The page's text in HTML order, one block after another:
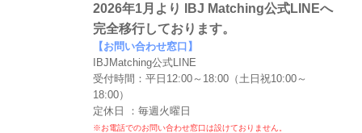
2026年1月より IBJ Matching公式LINEへ
完全移行しております。
【お問い合わせ窓口】
IBJMatching公式LINE
受付時間：平日12:00～18:00（土日祝10:00～
18:00）
定休日 ：毎週火曜日
※お電話でのお問い合わせ窓口は設けておりません。